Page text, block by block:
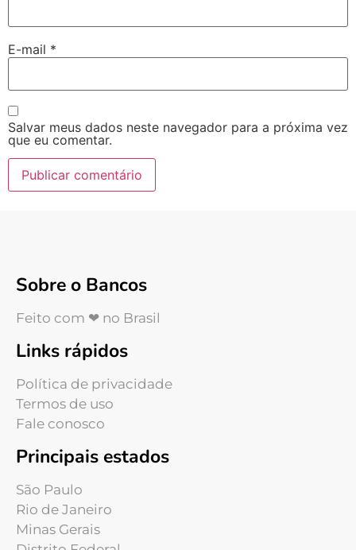
E-mail *
Salvar meus dados neste navegador para a próxima vez
que eu comentar.
Sobre o Bancos
Feito com ❤ no Brasil
Links rápidos
Política de privacidade
Termos de uso
Fale conosco
Principais estados
São Paulo
Rio de Janeiro
Minas Gerais